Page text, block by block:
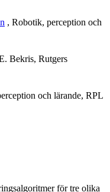
, Robotik, perception och
Bekris, Rutgers
och lärande, RPL
för tre olika